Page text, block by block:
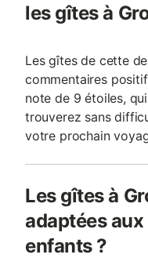
les gîtes à
Les gîtes de cette
commentaires
note de 9 étoiles,
trouverez sans
votre prochain
Les gîtes à
adaptées
enfants ?